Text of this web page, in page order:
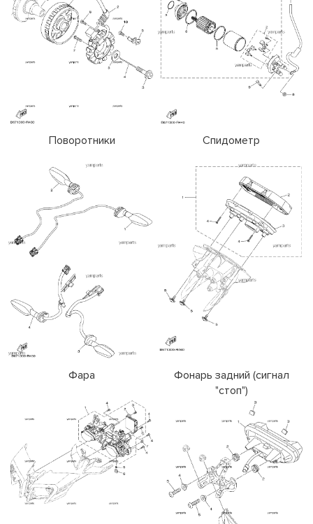
Поворотники Спидометр
Фара
Фонарь задний (сигнал
"стоп")